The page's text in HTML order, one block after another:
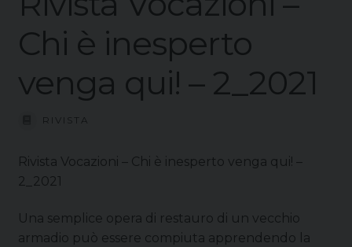
Chi è inesperto
venga qui! – 2_2021
RIVISTA
Rivista Vocazioni – Chi è inesperto venga qui! –
2_2021
Una semplice opera di restauro di un vecchio
armadio può essere compiuta apprendendo la